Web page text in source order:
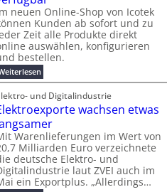
t
m
e
n
t
j
a
h
r
2
0
2
6
o
C
E
O
f
ü
r
S
t
r
m
e
b
i
s
2
5
A
n
e
t
f
ü
r
n
d
s
i
n
d
u
s
t
neuen Online-Shop von Icotek
Kunden ab sofort und zu
Zeit alle Produkte direkt
auswählen, konfigurieren
bestellen.
:
N
e
u
e
r
O
n
l
i
n
e
und Digitalindustrie
wachsen etwas
Warenlieferungen im Wert von
Milliarden Euro verzeichnete
deutsche Elektro- und
laut ZVEI auch im
ein Exportplus. „Allerdings…